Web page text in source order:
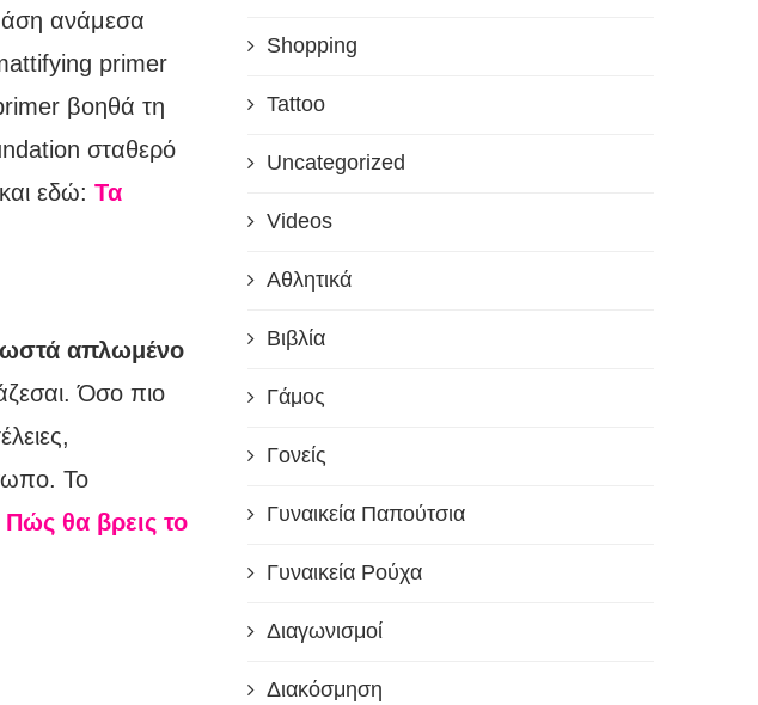
ανάμεσα
primer
βοηθά τη
σταθερό
εδώ: Τα
απλωμένο
Όσο πιο
Το
Πώς θα βρεις το
Shopping
Tattoo
Uncategorized
Videos
Αθλητικά
Βιβλία
Γάμος
Γονείς
Γυναικεία Παπούτσια
Γυναικεία Ρούχα
Διαγωνισμοί
Διακόσμηση